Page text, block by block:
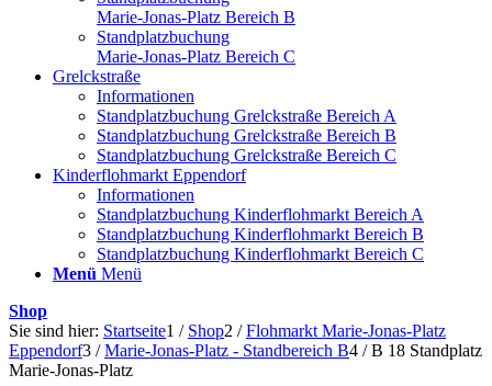
Marie-Jonas-Platz Bereich B
Standplatzbuchung
Marie-Jonas-Platz Bereich C
Grelckstraße
Informationen
Standplatzbuchung Grelckstraße Bereich A
Standplatzbuchung Grelckstraße Bereich B
Standplatzbuchung Grelckstraße Bereich C
Kinderflohmarkt Eppendorf
Informationen
Standplatzbuchung Kinderflohmarkt Bereich A
Standplatzbuchung Kinderflohmarkt Bereich B
Standplatzbuchung Kinderflohmarkt Bereich C
Menü Menü
Shop
Sie sind hier: Startseite1 / Shop2 / Flohmarkt Marie-Jonas-Platz
Eppendorf3 / Marie-Jonas-Platz - Standbereich B4 / B 18 Standplatz
Marie-Jonas-Platz